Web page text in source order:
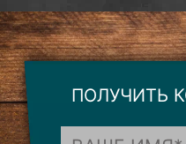
ПОЛУЧИТЬ